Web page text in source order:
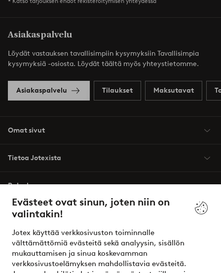
Evästeet ovat sinun, joten niin on
valintakin!
Jotex käyttää verkkosivuston toiminnalle
välttämättömiä evästeitä sekä analyysin, sisällön
mukauttamisen ja sinua koskevamman
verkkosivustoelämyksen mahdollistavia evästeitä.
Asiakaspalvelu
Löydät vastauksen tavallisimpiin kysymyksiin Tavallisimpia
kysymyksiä -osiosta. Löydät täältä myös yhteystietomme.
Asiakaspalvelu Tilaukset Maksutavat
Omat sivut
Tietoa Jotexista
Palvelumme
Ehdot
Ystävät